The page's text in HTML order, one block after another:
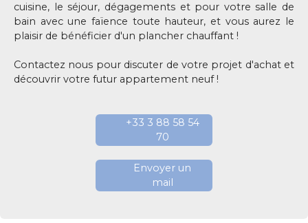
cuisine, le séjour, dégagements et pour votre salle de
bain avec une faïence toute hauteur, et vous aurez le
plaisir de bénéficier d'un plancher chauffant !
Contactez nous pour discuter de votre projet d'achat et
découvrir votre futur appartement neuf !
+33 3 88 58 54
70
Envoyer un
mail